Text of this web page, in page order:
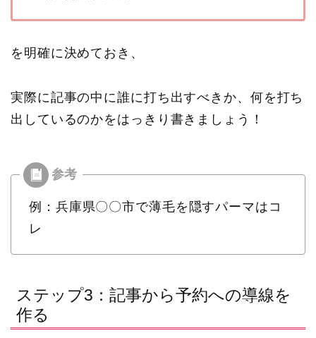
を明確に決めておき、
実際に記事の中に誰に打ち出すべきか、何を打ち
出しているのかをはっきり書きましょう！
例：兵庫県〇〇市で薄毛を隠すパーマはコ
レ
ステップ3：記事から予約への導線を
作る